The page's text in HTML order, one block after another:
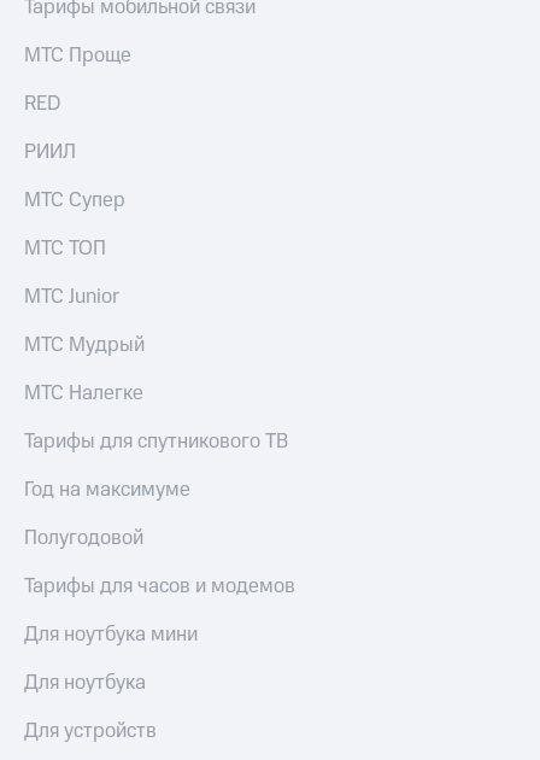
Тарифы мобильной связи
МТС Проще
RED
РИИЛ
МТС Супер
МТС ТОП
МТС Junior
МТС Мудрый
МТС Налегке
Тарифы для спутникового ТВ
Год на максимуме
Полугодовой
Тарифы для часов и модемов
Для ноутбука мини
Для ноутбука
Для устройств